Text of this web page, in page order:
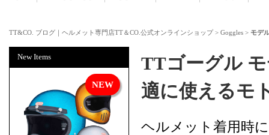
TT&CO. ブログ｜ヘルメット専門店TT＆CO.公式オンラインショップ> Goggles > モデ
New Items
TTゴーグル
適に使えるモ
ヘルメット着用時